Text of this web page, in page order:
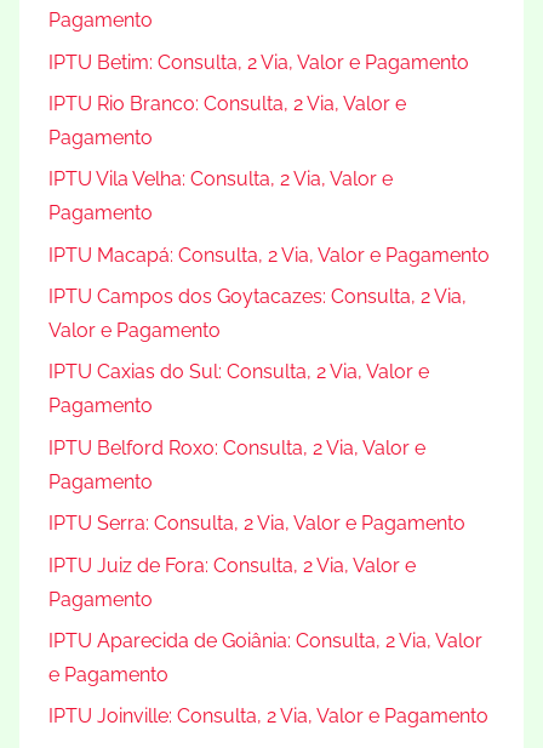
Pagamento
IPTU Betim: Consulta, 2 Via, Valor e Pagamento
IPTU Rio Branco: Consulta, 2 Via, Valor e
Pagamento
IPTU Vila Velha: Consulta, 2 Via, Valor e
Pagamento
IPTU Macapá: Consulta, 2 Via, Valor e Pagamento
IPTU Campos dos Goytacazes: Consulta, 2 Via,
Valor e Pagamento
IPTU Caxias do Sul: Consulta, 2 Via, Valor e
Pagamento
IPTU Belford Roxo: Consulta, 2 Via, Valor e
Pagamento
IPTU Serra: Consulta, 2 Via, Valor e Pagamento
IPTU Juiz de Fora: Consulta, 2 Via, Valor e
Pagamento
IPTU Aparecida de Goiânia: Consulta, 2 Via, Valor
e Pagamento
IPTU Joinville: Consulta, 2 Via, Valor e Pagamento